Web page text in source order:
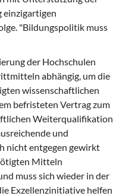
einzigartigen
"Bildungspolitik muss
der Hochschulen
abhängig, um die
wissenschaftlichen
befristeten Vertrag zum
Weiterqualifikation
und
nicht entgegen gewirkt
Mitteln
muss sich wieder in der
Exzellenzinitiative helfen